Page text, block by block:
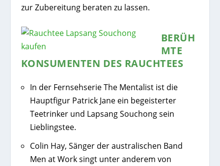
zur Zubereitung beraten zu lassen.
BERÜH
MTE
KONSUMENTEN DES RAUCHTEES
In der Fernsehserie The Mentalist ist die
Hauptfigur Patrick Jane ein begeisterter
Teetrinker und Lapsang Souchong sein
Lieblingstee.
Colin Hay, Sänger der australischen Band
Men at Work singt unter anderem von